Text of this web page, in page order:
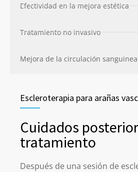
Efectividad en la mejora estética
Tratamiento no invasivo
Mejora de la circulación sanguinea
Escleroterapia para arañas
Cuidados
tratamiento
Después de una sesión de